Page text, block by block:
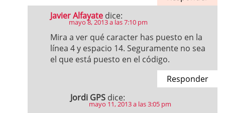
Javier Alfayate dice:
mayo 8, 2013 a las 7:10 pm
Mira a ver qué caracter has puesto en la
línea 4 y espacio 14. Seguramente no sea
el que está puesto en el código.
Responder
Jordi GPS dice:
mayo 11, 2013 a las 3:05 pm